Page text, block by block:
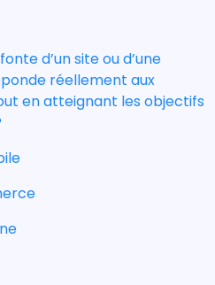
d’un site ou d’une
réellement aux
en atteignant les objectifs